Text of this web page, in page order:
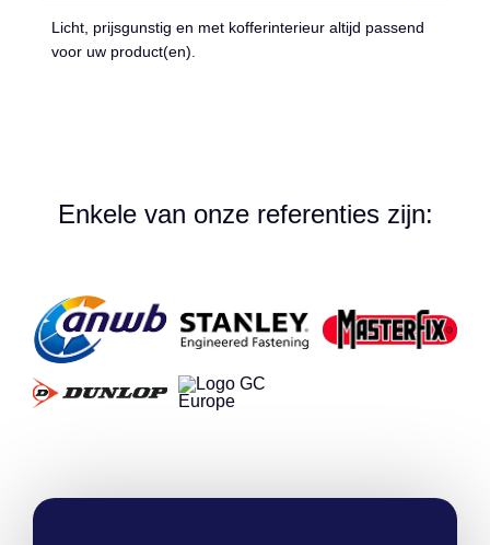
Licht, prijsgunstig en met kofferinterieur altijd passend
voor uw product(en).
Enkele van onze referenties zijn: